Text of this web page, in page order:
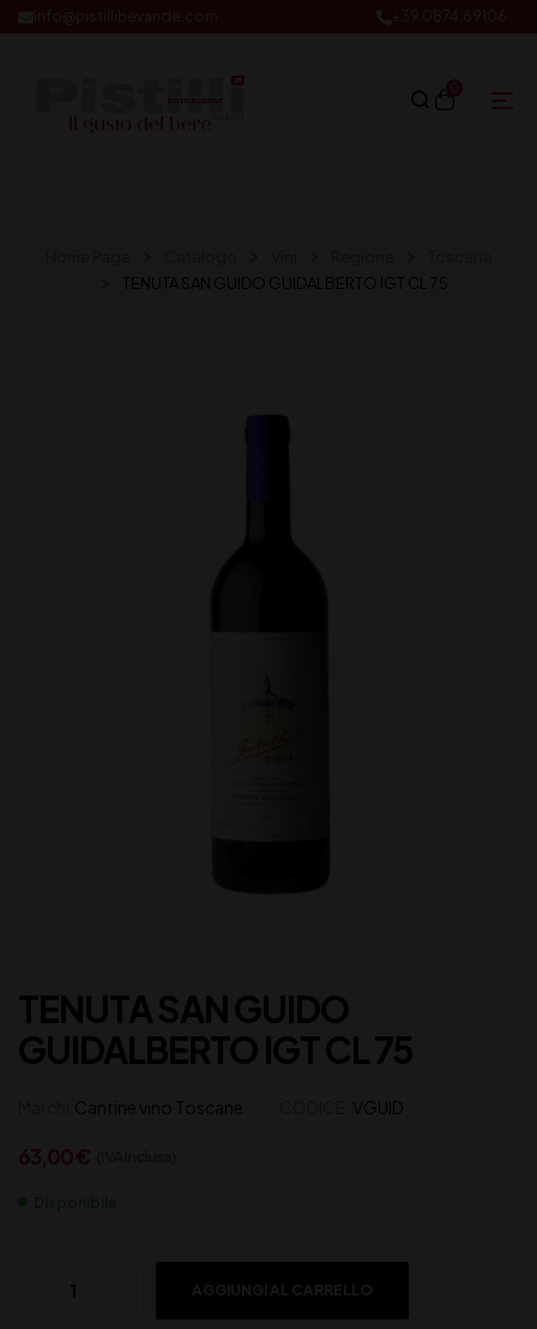
TENUTA SAN GUIDO GUIDALBERTO IGT CL 75
TENUTA SAN GUIDO
GUIDALBERTO IGT CL 75
Cantine vino Toscane VGUID
AGGIUNGI AL CARRELLO